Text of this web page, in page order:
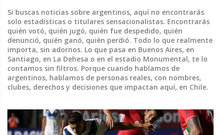
Si buscas noticias sobre argentinos, aquí no encontrarás
solo estadísticas o titulares sensacionalistas. Encontrarás
quién votó, quién jugó, quién fue despedido, quién
denunció, quién ganó, quién perdió. Todo lo que realmente
importa, sin adornos. Lo que pasa en Buenos Aires, en
Santiago, en La Dehesa o en el estadio Monumental, te lo
contamos sin filtros. Porque cuando hablamos de
argentinos, hablamos de personas reales, con nombres,
clubes, derechos y decisiones que impactan aquí, en Chile.